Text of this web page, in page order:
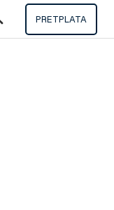
PRETPLATA